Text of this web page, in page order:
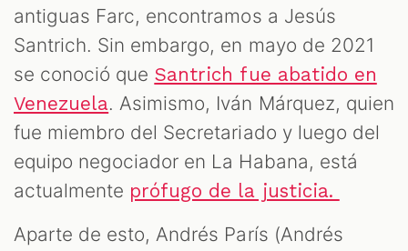
antiguas Farc, encontramos a Jesús
Santrich. Sin embargo, en mayo de 2021
se conoció que Santrich fue abatido en
Venezuela. Asimismo, Iván Márquez, quien
fue miembro del Secretariado y luego del
equipo negociador en La Habana, está
actualmente prófugo de la justicia.
Aparte de esto, Andrés París (Andrés